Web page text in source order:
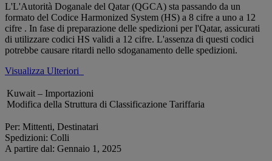
L'L'Autorità Doganale del Qatar (QGCA) sta passando da un
formato del Codice Harmonized System (HS) a 8 cifre a uno a 12
cifre . In fase di preparazione delle spedizioni per l'Qatar, assicurati
di utilizzare codici HS validi a 12 cifre. L'assenza di questi codici
potrebbe causare ritardi nello sdoganamento delle spedizioni.
Visualizza Ulteriori
Kuwait – Importazioni
Modifica della Struttura di Classificazione Tariffaria
Per: Mittenti, Destinatari
Spedizioni: Colli
A partire dal: Gennaio 1, 2025